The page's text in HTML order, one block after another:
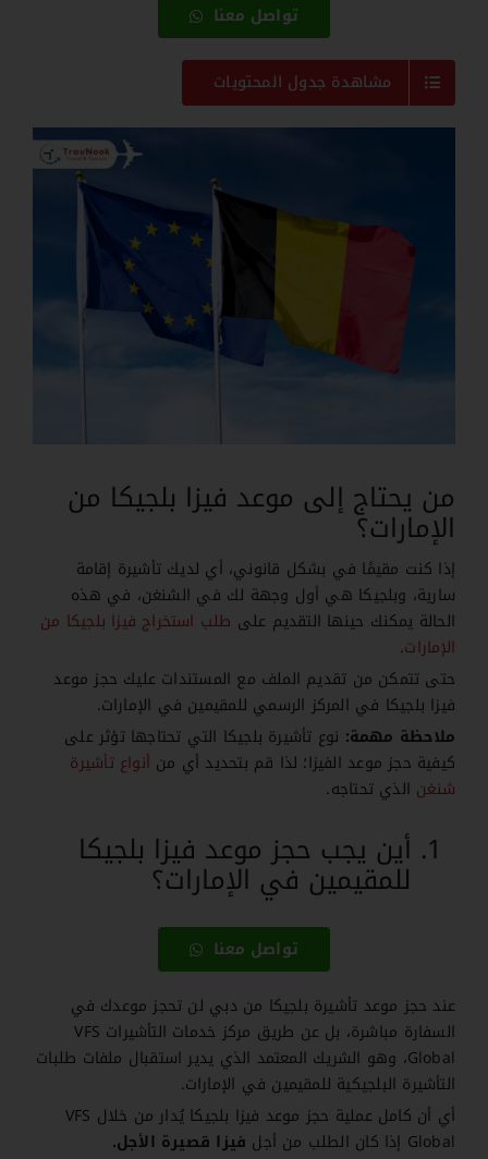
تواصل معنا
مشاهدة جدول المحتويات
من يحتاج إلى موعد فيزا بلجيكا من
الإمارات؟
إذا كنت مقيمًا في بشكل قانوني، أي لديك تأشيرة إقامة
سارية، وبلجيكا هي أول وجهة لك في الشنغن، في هذه
الحالة يمكنك حينها التقديم على طلب استخراج فيزا بلجيكا من
الإمارات.
حتى تتمكن من تقديم الملف مع المستندات عليك حجز موعد
فيزا بلجيكا في المركز الرسمي للمقيمين في الإمارات.
ملاحظة مهمة: نوع تأشيرة بلجيكا التي تحتاجها تؤثر على
كيفية حجز موعد الفيزا؛ لذا قم بتحديد أي من أنواع تأشيرة
شنغن الذي تحتاجه.
أين يجب حجز موعد فيزا بلجيكا
للمقيمين في الإمارات؟
تواصل معنا
عند حجز موعد تأشيرة بلجيكا من دبي لن تحجز موعدك في
السفارة مباشرة، بل عن طريق مركز خدمات التأشيرات VFS
Global، وهو الشريك المعتمد الذي يدير استقبال ملفات طلبات
التأشيرة البلجيكية للمقيمين في الإمارات.
أي أن كامل عملية حجز موعد فيزا بلجيكا يُدار من خلال VFS
Global إذا كان الطلب من أجل
فيزا قصيرة الأجل.